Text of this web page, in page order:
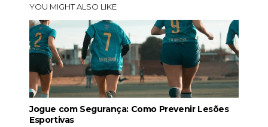
YOU MIGHT ALSO LIKE
Jogue com Segurança: Como Prevenir Lesões
Esportivas